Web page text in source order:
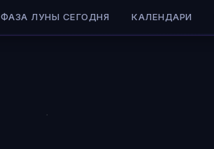
ФАЗА ЛУНЫ СЕГОДНЯ КАЛЕНДАРИ